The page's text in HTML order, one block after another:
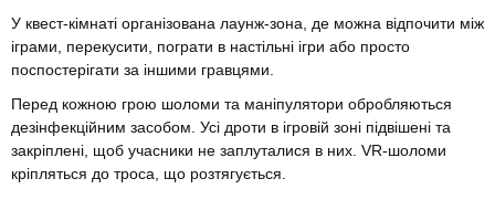
У квест-кімнаті організована лаунж-зона, де можна відпочити між
іграми, перекусити, пограти в настільні ігри або просто
поспостерігати за іншими гравцями.
Перед кожною грою шоломи та маніпулятори обробляються
дезінфекційним засобом. Усі дроти в ігровій зоні підвішені та
закріплені, щоб учасники не заплуталися в них. VR-шоломи
кріпляться до троса, що розтягується.